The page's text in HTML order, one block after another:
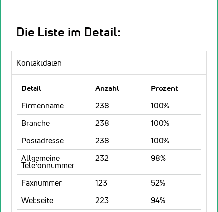
Die Liste im Detail:
Kontaktdaten
Detail Anzahl
Prozent
Firmenname
238
100%
Branche
238
100%
Postadresse
238
100%
Allgemeine
Telefonnummer
232 98%
Faxnummer 123
52%
Webseite
223
94%